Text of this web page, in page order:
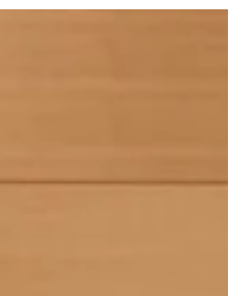
noch stärker zusammen: automatisiert,